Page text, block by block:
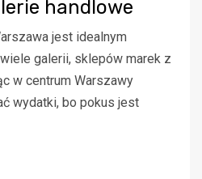
handlowe
jest idealnym
galerii, sklepów marek z
w centrum Warszawy
wydatki, bo pokus jest